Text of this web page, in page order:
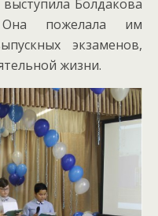
Болдакова
Она пожелала им
экзаменов,
жизни.